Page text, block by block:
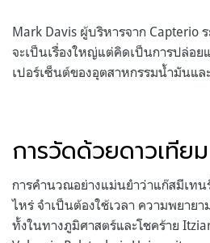
Mark Davis ผู้บริหารจาก Capterio
จะเป็นเรื่องใหญ่แต่คิดเป็นการปล่อย
เปอร์เซ็นต์ของอุตสาหกรรมน้ำมันแ
การวัดด้วยดาวเทียม
การคำนวณอย่างแม่นยำว่าแก๊สมีเทน
ไหร่ จำเป็นต้องใช้เวลา ความพยาย
ทั้งในทางภูมิศาสตร์และโชคร้าย